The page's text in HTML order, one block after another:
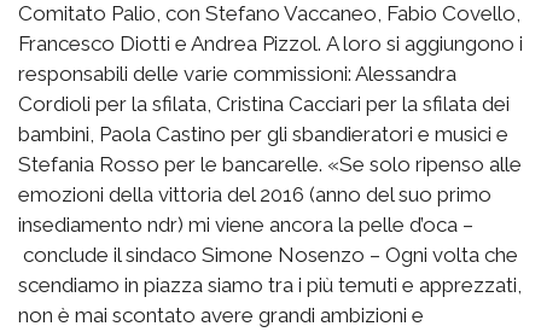
Comitato Palio, con Stefano Vaccaneo, Fabio Covello,
Francesco Diotti e Andrea Pizzol. A loro si aggiungono i
responsabili delle varie commissioni: Alessandra
Cordioli per la sfilata, Cristina Cacciari per la sfilata dei
bambini, Paola Castino per gli sbandieratori e musici e
Stefania Rosso per le bancarelle. «Se solo ripenso alle
emozioni della vittoria del 2016 (anno del suo primo
insediamento ndr) mi viene ancora la pelle d’oca –
conclude il sindaco Simone Nosenzo – Ogni volta che
scendiamo in piazza siamo tra i più temuti e apprezzati,
non è mai scontato avere grandi ambizioni e